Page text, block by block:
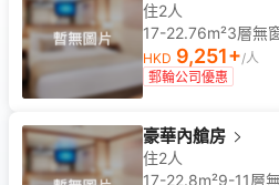
住2人
17-22.76m²3層無
HKD 9,251+/人
郵輪公司優惠
豪華內艙房
住2人
17-22.8m²9-11層